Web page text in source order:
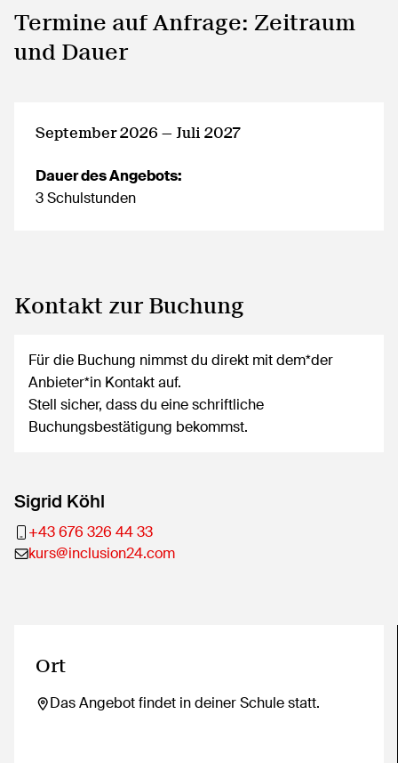
Termine auf Anfrage: Zeitraum
und Dauer
September 2026 — Juli 2027
Dauer des Angebots:
3 Schulstunden
Kontakt zur Buchung
Für die Buchung nimmst du direkt mit dem*der
Anbieter*in Kontakt auf.
Stell sicher, dass du eine schriftliche
Buchungsbestätigung bekommst.
Sigrid Köhl
+43 676 326 44 33
kurs@inclusion24.com
Ort
Das Angebot findet in deiner Schule statt.